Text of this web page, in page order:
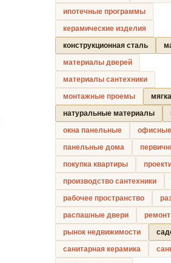
ипотечные программы
керамические изделия
конструкционная сталь
материалы дверей
материалы сантехники
монтажные проемы
натуральные материалы
окна панельные
панельные дома
покупка квартиры
производство сантехники
рабочее пространство
распашные двери
рынок недвижимости
санитарная керамика